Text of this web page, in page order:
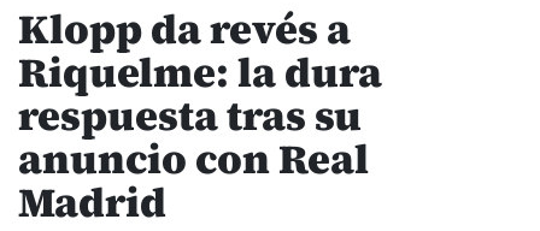
Klopp da revés a
Riquelme: la dura
respuesta tras su
anuncio con Real
Madrid